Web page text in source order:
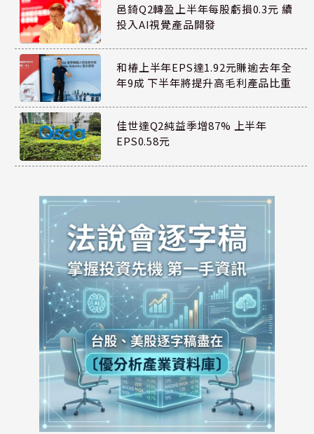
邑錡Q2轉盈上半年每股虧損0.3元 續
投入AI視覺產品開發
和椿上半年EPS達1.92元賺逾去年全
年9成 下半年將提升高毛利產品比重
佳世達Q2純益季增87% 上半年
EPS0.58元